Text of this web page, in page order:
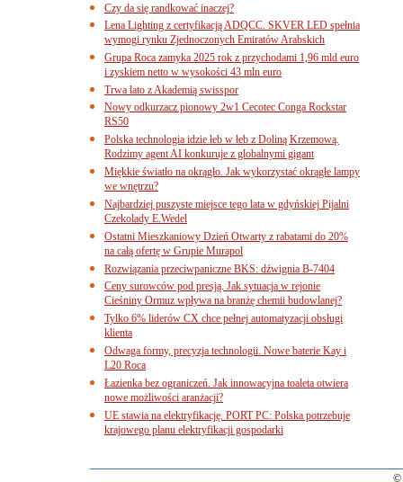
Czy da się randkować inaczej?
Lena Lighting z certyfikacją ADQCC. SKVER LED spełnia
wymogi rynku Zjednoczonych Emiratów Arabskich
Grupa Roca zamyka 2025 rok z przychodami 1,96 mld euro
i zyskiem netto w wysokości 43 mln euro
Trwa lato z Akademią swisspor
Nowy odkurzacz pionowy 2w1 Cecotec Conga Rockstar
RS50
Polska technologia idzie łeb w łeb z Doliną Krzemową.
Rodzimy agent AI konkuruje z globalnymi gigant
Miękkie światło na okrągło. Jak wykorzystać okrągłe lampy
we wnętrzu?
Najbardziej puszyste miejsce tego lata w gdyńskiej Pijalni
Czekolady E.Wedel
Ostatni Mieszkaniowy Dzień Otwarty z rabatami do 20%
na całą ofertę w Grupie Murapol
Rozwiązania przeciwpaniczne BKS: dźwignia B-7404
Ceny surowców pod presją. Jak sytuacja w rejonie
Cieśniny Ormuz wpływa na branżę chemii budowlanej?
Tylko 6% liderów CX chce pełnej automatyzacji obsługi
klienta
Odwaga formy, precyzja technologii. Nowe baterie Kay i
L20 Roca
Łazienka bez ograniczeń. Jak innowacyjna toaleta otwiera
nowe możliwości aranżacji?
UE stawia na elektryfikację. PORT PC: Polska potrzebuje
krajowego planu elektryfikacji gospodarki
©